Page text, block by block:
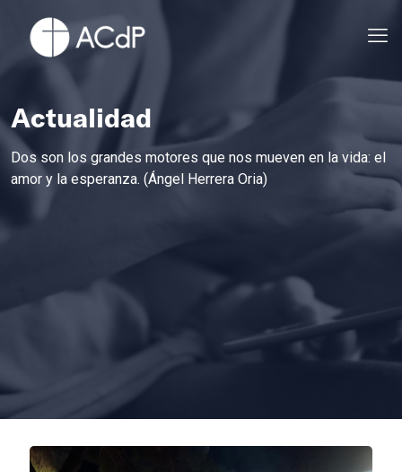
Actualidad
Dos son los grandes motores que nos mueven en la vida: el
amor y la esperanza. (Ángel Herrera Oria)